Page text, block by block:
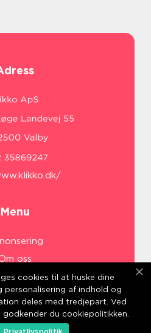
Menu
oss
oss
cookies til at huske dine
personalisering af indhold og
deles med tredjepart. Ved
du cookiepolitikken.